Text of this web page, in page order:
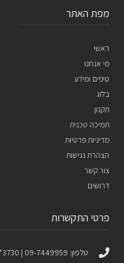
מפת האתר
ראשי
מי אנחנו
טיפים ומידע
בלוג
תקנון
תמיכה טכנית
מדיניות פרטיות
הצהרת נגישות
צור קשר
דרושים
פרטי התקשרות
טלפון: 09-7449959 | 3730*